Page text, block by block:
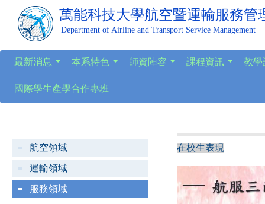
萬能科技大學航空暨運輸服務管
Department of Airline and Transport Service Management
最新消息 本系特色 師資陣容 課程資訊 教學
國際學生產學合作專班
航空領域
運輸領域
服務領域
在校生表現